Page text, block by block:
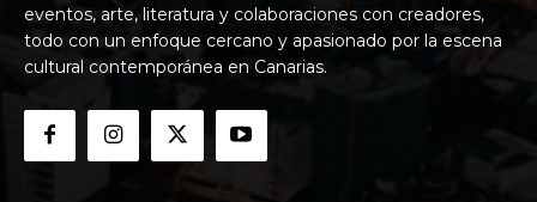
eventos, arte, literatura y colaboraciones con creadores,
todo con un enfoque cercano y apasionado por la escena
cultural contemporánea en Canarias.